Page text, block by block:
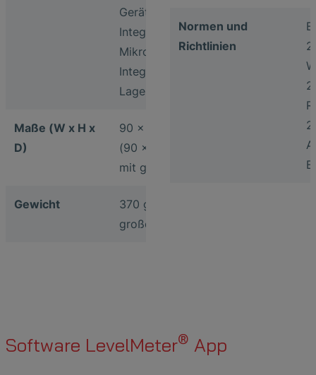
Geräterückseite
Integriertes
Mikrofon
Integrierter
Lagesensor
Maße (W x H x
D)
90 x 174 x 25 mm
(90 x 174 x 30 mm
mit großem Akku)
Gewicht
370 g (420 g inkl.
großem Akku)
Normen und
Richtlinien
Software LevelMeter® App